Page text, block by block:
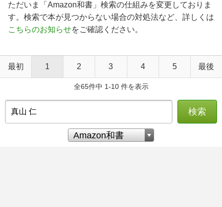
ただいま「Amazon和書」検索の仕組みを変更しておりま
す。検索で本が見つからない場合の対処法など、詳しくは
こちらのお知らせをご確認ください。
最初 1 2 3 4 5 最後
全65件中 1-10 件を表示
検索